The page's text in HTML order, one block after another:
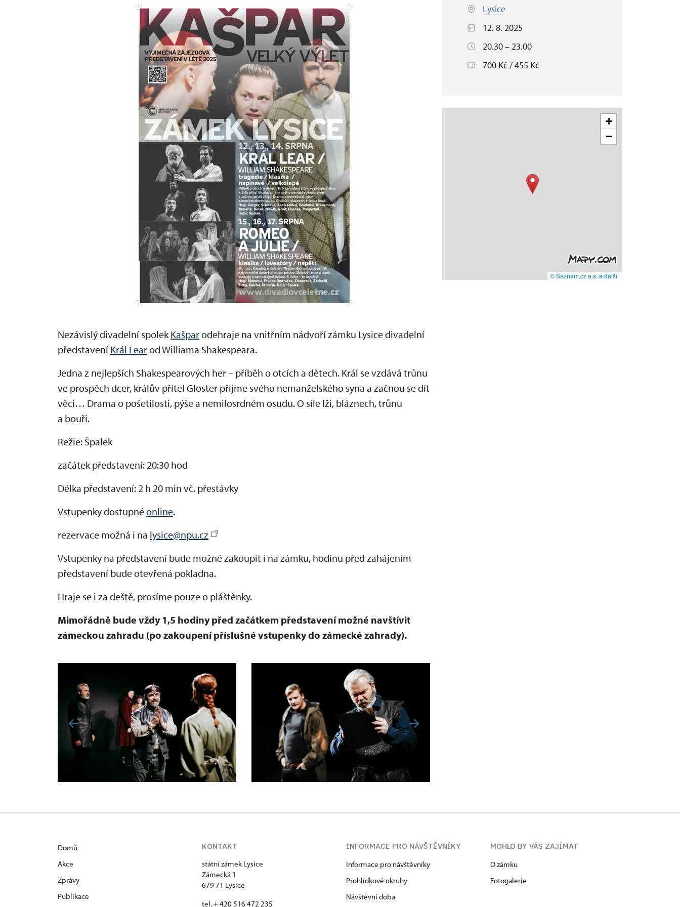
Nezávislý divadelní spolekKašparodehraje na vnitřním nádvoří zámku Lysice divadelní
představení Král Learod Williama Shakespeara.
Jedna z nejlepších Shakespearových her – příběh o otcích a dětech. Král se vzdává trůnu
ve prospěch dcer, králův přítel Gloster přijme svého nemanželského syna a začnou se dít
věci… Drama o pošetilosti, pýše a nemilosrdném osudu. O síle lži, bláznech, trůnu
a bouři.
Režie: Špalek
začátek představení: 20:30 hod
Délka představení: 2 h 20 min vč. přestávky
Vstupenky dostupnéonline.
rezervace možná i na lysice@npu.cz
Vstupenky na představení bude možné zakoupit i na zámku, hodinu před zahájením
představení bude otevřená pokladna.
Hraje se i za deště, prosíme pouze o pláštěnky.
Mimořádně bude vždy 1,5 hodiny před začátkem představení možné navštívit
zámeckou zahradu (po zakoupení příslušné vstupenky do zámecké zahrady).
Lysice
12. 8. 2025
20.30 – 23.00
700 Kč / 455 Kč
+
−
© Seznam.cz a.s. a další
Domů
Akce
Zprávy
Publikace
KONTAKT
státní zámek Lysice
Zámecká 1
679 71 Lysice
tel. + 420 516 472 235
INFORMACE PRO NÁVŠTĚVNÍKY
Informace pro návštěvníky
Prohlídkové okruhy
Návštěvní doba
MOHLO BY VÁS ZAJÍMAT
O zámku
Fotogalerie